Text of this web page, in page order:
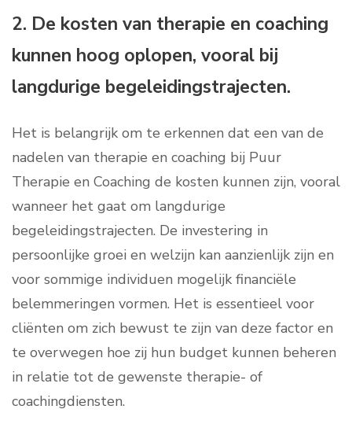
2. De kosten van therapie en coaching
kunnen hoog oplopen, vooral bij
langdurige begeleidingstrajecten.
Het is belangrijk om te erkennen dat een van de
nadelen van therapie en coaching bij Puur
Therapie en Coaching de kosten kunnen zijn, vooral
wanneer het gaat om langdurige
begeleidingstrajecten. De investering in
persoonlijke groei en welzijn kan aanzienlijk zijn en
voor sommige individuen mogelijk financiële
belemmeringen vormen. Het is essentieel voor
cliënten om zich bewust te zijn van deze factor en
te overwegen hoe zij hun budget kunnen beheren
in relatie tot de gewenste therapie- of
coachingdiensten.